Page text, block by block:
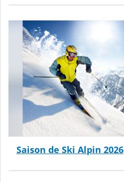
Saison de Ski Alpin 2026